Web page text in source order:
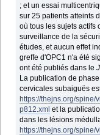
; et un essai
sur 25 patients atteints
où tous les sujets actifs
surveillance de la
études, et aucun effet
greffe d'OPC1 n'a été
ont été publiés dans le
La publication de
cervicales subaiguës
https://thejns.org/spine/
p812.xml et la
dans les lésions
https://thejns.org/spine/